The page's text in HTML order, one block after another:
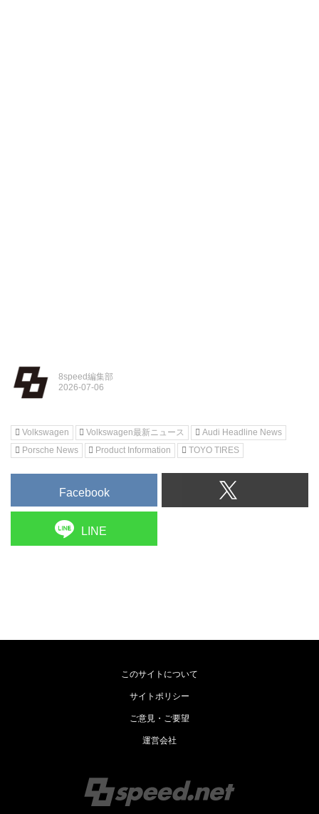
8speed編集部
Volkswagen Volkswagen最新ニュース
Audi Headline News
Porsche News
Product Information TOYO TIRES
Facebook
LINE
このサイトについて
サイトポリシー
ご意見・ご要望
運営会社